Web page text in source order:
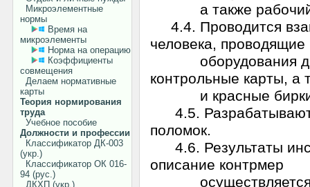
Микроэлементные
нормы
Время на
микроэлементы
Норма на операцию
Коэффициенты
совмещения
Делаем нормативные
карты
Теория нормирования
труда
Учебное пособие
Должности и профессии
Классификатор ДК-003
(укр.)
Классификатор ОК 016-
94 (рус.)
ДКХП (укр.)
а также рабочий,
4.4. Проводится
человека,
оборудования
контрольные карты, а
и красные
4.5.
поломок.
4.6. Результаты
описание контрмер
осуществляется